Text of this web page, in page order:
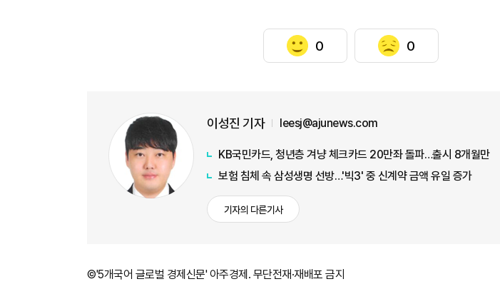
0 0
이성진 기자 leesj@ajunews.com
KB국민카드, 청년층 겨냥 체크카드 20만좌 돌파…출시 8개월만
보험 침체 속 삼성생명 선방…'빅3' 중 신계약 금액 유일 증가
기자의 다른기사
©'5개국어 글로벌 경제신문' 아주경제. 무단전재·재배포 금지